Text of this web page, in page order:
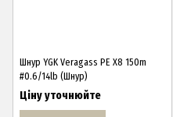
Шнур YGK Veragass PE X8 150m
#0.6/14lb (Шнур)
Ціну уточнюйте